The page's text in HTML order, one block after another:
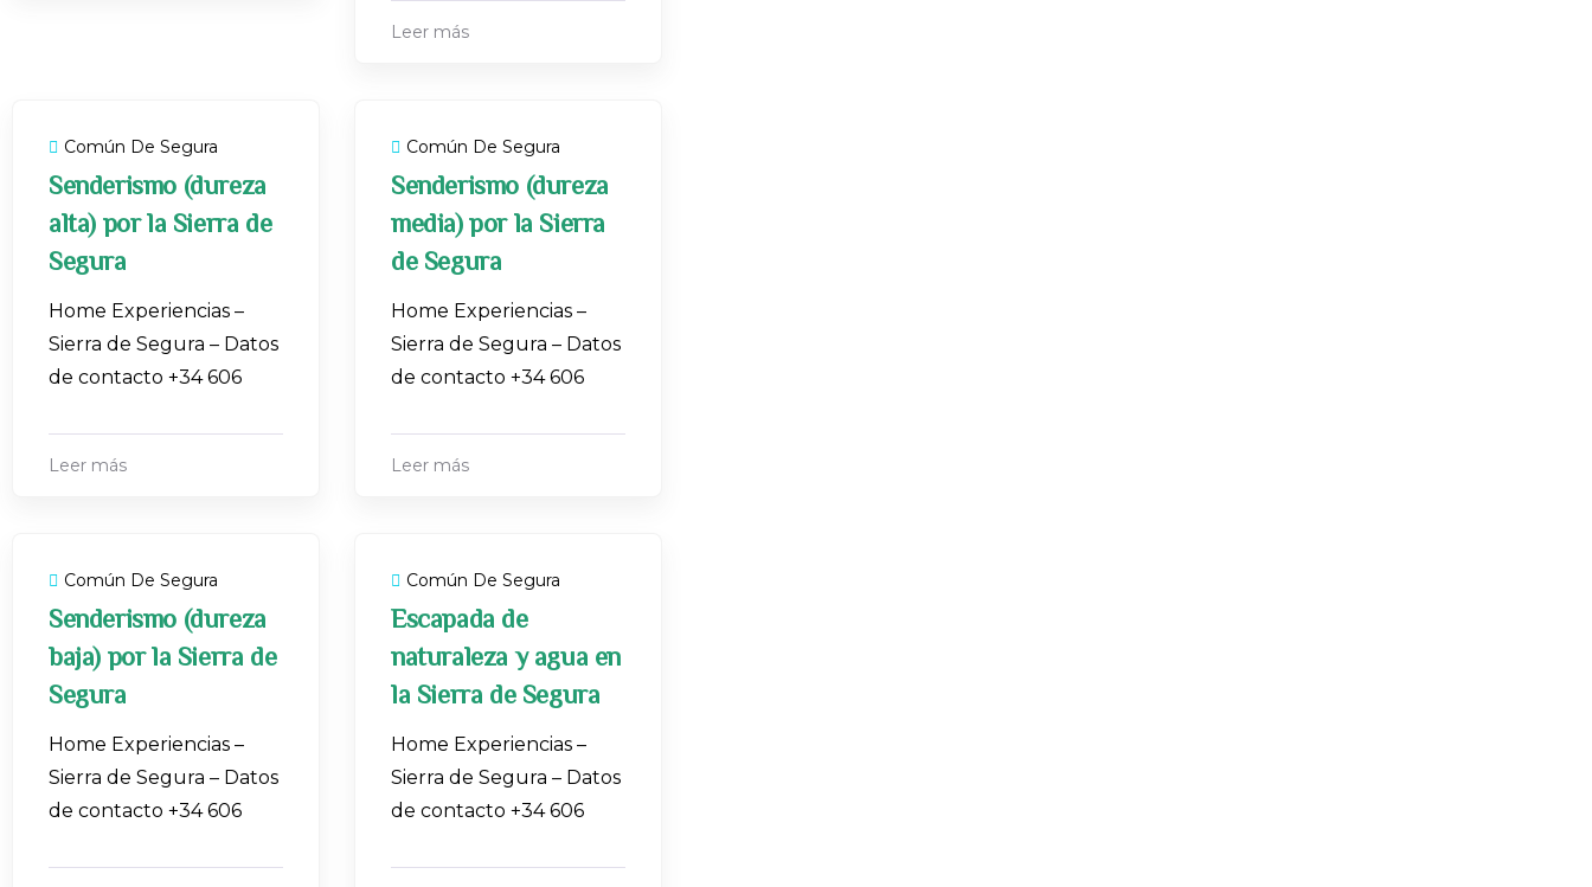
Leer más
Común De Segura
Senderismo (dureza
alta) por la Sierra de
Segura
Home Experiencias –
Sierra de Segura – Datos
de contacto +34 606
Leer más
Común De Segura
Senderismo (dureza
media) por la Sierra
de Segura
Home Experiencias –
Sierra de Segura – Datos
de contacto +34 606
Leer más
Común De Segura
Senderismo (dureza
baja) por la Sierra de
Segura
Home Experiencias –
Sierra de Segura – Datos
de contacto +34 606
Común De Segura
Escapada de
naturaleza y agua en
la Sierra de Segura
Home Experiencias –
Sierra de Segura – Datos
de contacto +34 606